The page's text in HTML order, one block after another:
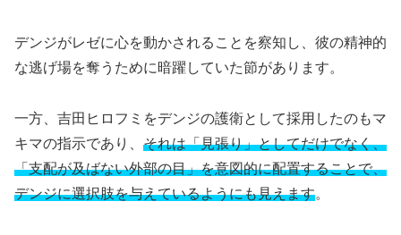
デンジがレゼに心を動かされることを察知し、彼の精神的
な逃げ場を奪うために暗躍していた節があります。
一方、吉田ヒロフミをデンジの護衛として採用したのもマ
キマの指示であり、 それは「見張り」としてだけでなく、
「支配が及ばない外部の目」を意図的に配置することで、
デンジに選択肢を与えているようにも見えます。